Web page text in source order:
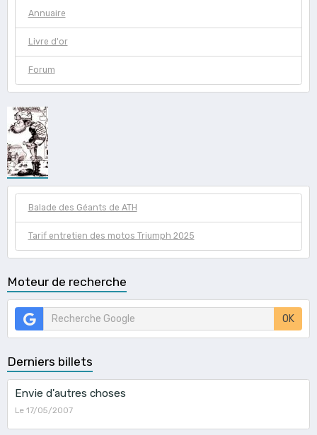
Annuaire
Livre d'or
Forum
Balade des Géants de ATH
Tarif entretien des motos Triumph 2025
Moteur de recherche
OK
Derniers billets
Envie d'autres choses
Le 17/05/2007